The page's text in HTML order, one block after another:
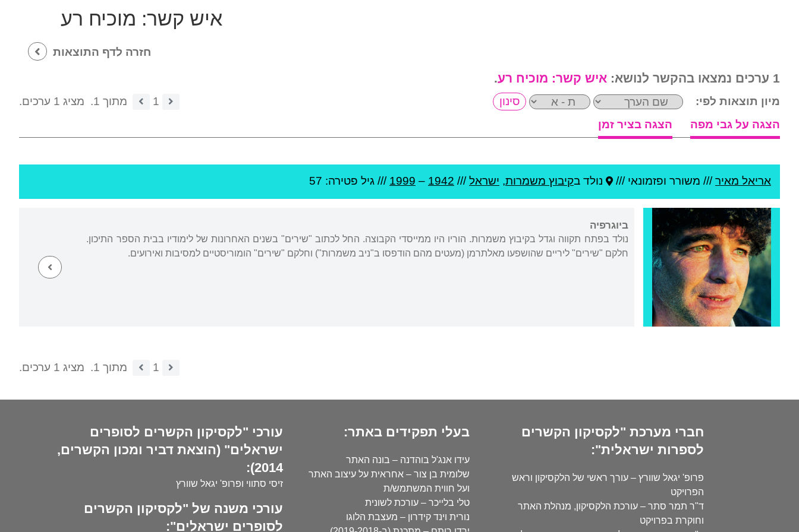
איש קשר: מוכיח רע
חזרה לדף התוצאות
1 ערכים נמצאו בהקשר לנושא: איש קשר: מוכיח רע.
מיון תוצאות לפי: 1 מתוך 1.
מציג 1 ערכים.
הצגה על גבי מפה
הצגה בציר זמן
אריאל מאיר/// משורר ופזמונאי /// נולד בקיבוץ משמרות, ישראל///
1942
–
1999 /// גיל פטירה: 57
ביוגרפיה
נולד בפתח תקווה וגדל בקיבוץ משמרות. הוריו היו ממייסדי הקבוצה. החל לכתוב "שירים" בשנים האחרונות של לימודיו בבית הספר התיכון.
חלקם "שירים" ליריים שהושפעו מאלתרמן (מעטים מהם הודפסו ב"ניב משמרות") וחלקם "שירים" הומוריסטיים למסיבות ואירועים.
1 מתוך 1. מציג 1 ערכים.
חברי מערכת "לקסיקון הקשרים
לספרות ישראלית":
פרופ' יגאל שוורץ – עורך ראשי של הלקסיקון וראש
הפרויקט
ד"ר תמר סתר – עורכת הלקסיקון, מנהלת האתר
וחוקרת בפרויקט
בעלי תפקידים באתר:
עידו אנג'ל בוהדנה – בונה האתר
שלומית בן צור – אחראית על עיצוב האתר
ועל חווית המשתמש/ת
טלי בלייכר – עורכת לשונית
נורית וינד קידרון – מעצבת הלוגו
עורכי "לקסיקון הקשרים לסופרים
ישראלים" (הוצאת דביר ומכון הקשרים,
2014):
זיסי סתווי ופרופ' יגאל שוורץ
עורכי משנה של "לקסיקון הקשרים
לסופרים ישראלים":